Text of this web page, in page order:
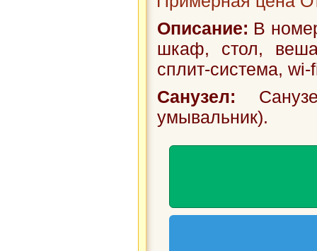
Описание: В
шкаф, стол,
сплит-система, wi-
Санузел:
умывальник).